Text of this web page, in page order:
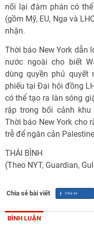
nối lại đàm phán có
(gồm Mỹ, EU, Nga và
nhận.
Thời báo New York dẫn
nước ngoài cho biết
dùng quyền phủ
phiếu tại Đại hội đồng
có thể tạo ra làn sóng
rập trong bối cảnh
Thời báo New York cho
trễ để ngăn cản
THÁI BÌNH
(Theo NYT, Guardian,
Chia sẻ bài viết
BÌNH LUẬN